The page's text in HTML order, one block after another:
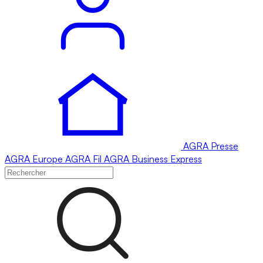
AGRA Presse
AGRA Europe AGRA Fil AGRA Business Express